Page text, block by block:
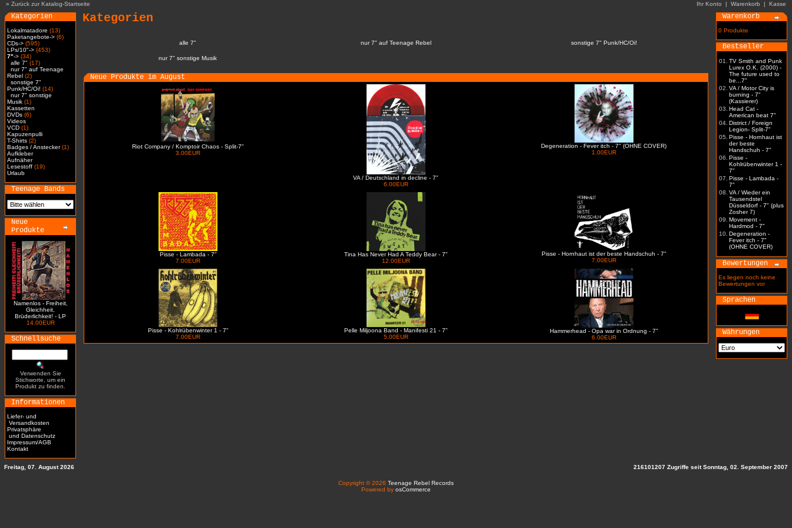
» Zurück zur Katalog-Startseite Ihr Konto | Warenkorb | Kasse
Kategorien
Lokalmatadore (13)
Paketangebote-> (6)
CDs-> (595)
LPs/10"-> (453)
7"-> (34)
alle 7" (17)
nur 7" auf Teenage
Rebel (2)
sonstige 7"
Punk/HC/Oi! (14)
nur 7" sonstige
Musik (1)
Kassetten
DVDs (6)
Videos
VCD (1)
Kapuzenpulli
T-Shirts (2)
Badges / Anstecker(1)
Aufkleber
Aufnäher
Lesestoff (19)
Urlaub
Teenage Bands
Neue
Produkte
Namenlos - Freiheit,
Gleichheit,
Brüderlichkeit! - LP
14.00EUR
Schnellsuche
Verwenden Sie
Stichworte, um ein
Produkt zu finden.
Informationen
Liefer- und
Versandkosten
Privatsphäre
und Datenschutz
Impressum/AGB
Kontakt
Kategorien
alle 7" nur 7" auf Teenage Rebel sonstige 7" Punk/HC/Oi!
nur 7" sonstige Musik
Neue Produkte im August
Riot Company / Komptoir Chaos - Split-7"
3.00EUR
VA / Deutschland in decline - 7"
6.00EUR
Degeneration - Fever itch - 7" (OHNE COVER)
1.00EUR
Pisse - Lambada - 7"
7.00EUR
Tina Has Never Had A Teddy Bear - 7"
12.00EUR
Pisse - Hornhaut ist der beste Handschuh - 7"
7.00EUR
Pisse - Kohlrübenwinter 1 - 7"
7.00EUR
Pelle Miljoona Band - Manifesti 21 - 7"
5.00EUR
Hammerhead - Opa war in Ordnung - 7"
6.00EUR
Warenkorb
0 Produkte
Bestseller
01.
TV Smith and Punk
Lurex O.K. (2000) -
The future used to
be...7"
02. VA / Motor City is
burning - 7"
(Kassierer)
03. Head Cat -
American beat 7"
04. District / Foreign
Legion- Split-7"
05. Pisse - Hornhaut ist
der beste
Handschuh - 7"
06. Pisse -
Kohlrübenwinter 1 -
7"
07. Pisse - Lambada -
7"
08. VA / Wieder ein
Tausendstel
Düsseldorf - 7" (plus
Zosher 7)
09. Movement -
Hardmod - 7"
10. Degeneration -
Fever itch - 7"
(OHNE COVER)
Bewertungen
Es liegen noch keine
Bewertungen vor
Sprachen
Währungen
Freitag, 07. August 2026 216101207 Zugriffe seit Sonntag, 02. September 2007
Copyright © 2026 Teenage Rebel Records
Powered by osCommerce